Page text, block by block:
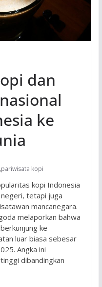
dan
ke
,pariwisata kopi
kopi Indonesia
tetapi juga
mancanegara.
melaporkan bahwa
ke
luar biasa sebesar
Angka ini
dibandingkan